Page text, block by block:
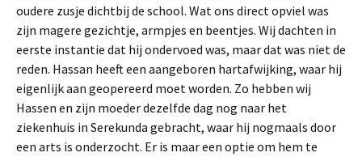
oudere zusje dichtbij de school. Wat ons direct opviel was
zijn magere gezichtje, armpjes en beentjes. Wij dachten in
eerste instantie dat hij ondervoed was, maar dat was niet de
reden. Hassan heeft een aangeboren hartafwijking, waar hij
eigenlijk aan geopereerd moet worden. Zo hebben wij
Hassen en zijn moeder dezelfde dag nog naar het
ziekenhuis in Serekunda gebracht, waar hij nogmaals door
een arts is onderzocht. Er is maar een optie om hem te